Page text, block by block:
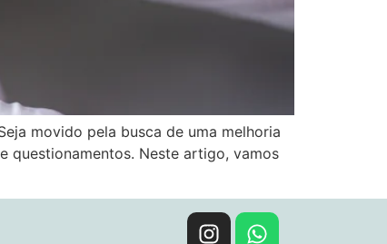
movido pela busca de uma melhoria
questionamentos. Neste artigo, vamos